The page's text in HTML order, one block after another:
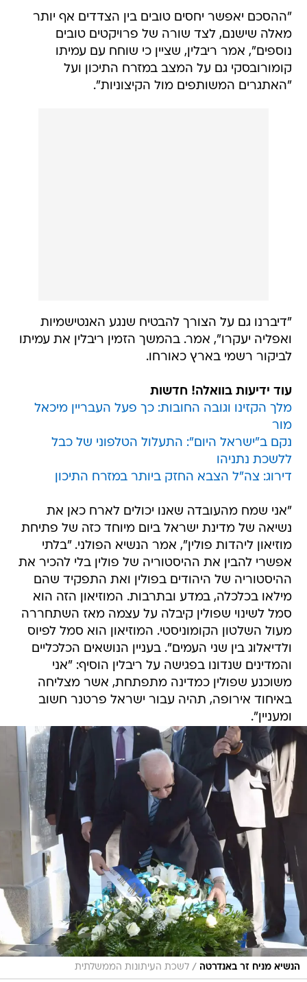
"ההסכם יאפשר יחסים טובים בין הצדדים אף יותר
מאלה שישנם, לצד שורה של פרויקטים טובים
נוספים", אמר ריבלין, שציין כי שוחח עם עמיתו
קומורובסקי גם על המצב במזרח התיכון ועל
"האתגרים המשותפים מול הקיצוניות".
"דיברנו גם על הצורך להבטיח שנגע האנטישמיות
ואפליה יעקרו", אמר. בהמשך הזמין ריבלין את עמיתו
לביקור רשמי בארץ כאורחו.
עוד ידיעות בוואלה! חדשות
מלך הקזינו וגובה החובות: כך פעל העבריין מיכאל
מור
נקם ב"ישראל היום": התעלול הטלפוני של כבל
ללשכת נתניהו
דירוג: צה"ל הצבא החזק ביותר במזרח התיכון
"אני שמח מהעובדה שאנו יכולים לארח כאן את
נשיאה של מדינת ישראל ביום מיוחד כזה של פתיחת
מוזיאון ליהדות פולין", אמר הנשיא הפולני. "בלתי
אפשרי להבין את ההיסטוריה של פולין בלי להכיר את
ההיסטוריה של היהודים בפולין ואת התפקיד שהם
מילאו בכלכלה, במדע ובתרבות. המוזיאון הזה הוא
סמל לשינוי שפולין קיבלה על עצמה מאז השתחררה
מעול השלטון הקומוניסטי. המוזיאון הוא סמל לפיוס
ולדיאלוג בין שני העמים". בעניין הנושאים הכלכליים
והמדינים שנדונו בפגישה על ריבלין הוסיף: "אני
משוכנע שפולין כמדינה מתפתחת, אשר מצליחה
באיחוד אירופה, תהיה עבור ישראל פרטנר חשוב
ומעניין".
הנשיא מניח זר באנדרטה / לשכת העיתונות הממשלתית